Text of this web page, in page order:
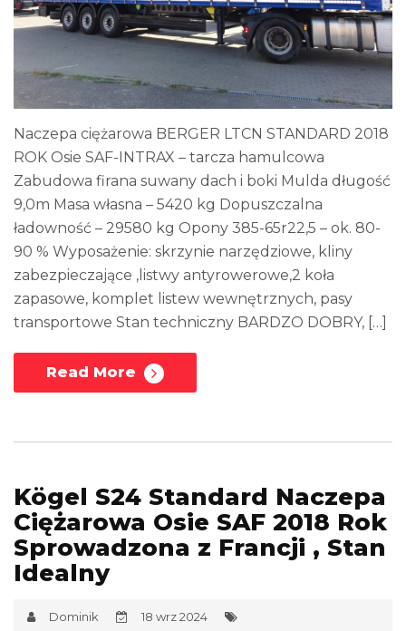
Naczepa ciężarowa BERGER LTCN STANDARD 2018
ROK Osie SAF-INTRAX – tarcza hamulcowa
Zabudowa firana suwany dach i boki Mulda długość
9,0m Masa własna – 5420 kg Dopuszczalna
ładowność – 29580 kg Opony 385-65r22,5 – ok. 80-
90 % Wyposażenie: skrzynie narzędziowe, kliny
zabezpieczające ,listwy antyrowerowe,2 koła
zapasowe, komplet listew wewnętrznych, pasy
transportowe Stan techniczny BARDZO DOBRY, […]
Read More
Kögel S24 Standard Naczepa
Ciężarowa Osie SAF 2018 Rok
Sprowadzona z Francji , Stan
Idealny
Dominik
18 wrz 2024